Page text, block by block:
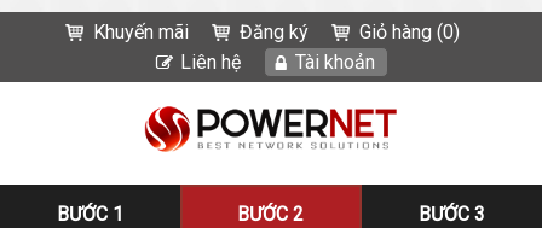
Khuyến mãi Đăng ký
Giỏ hàng (0)
Liên hệ
Tài khoản
BƯỚC 1 BƯỚC 2 BƯỚC 3